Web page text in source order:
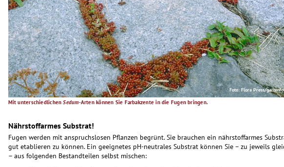
Foto: Flora Press/
Mit unterschiedlichenSedum-Arten können Sie Farbakzente in die Fugen bringen.
Nährstoffarmes Substrat!
Fugen werden mit anspruchslosen Pflanzen begrünt. Sie brauchen ein nährstoffarmes
gut etablieren zu können. Ein geeignetes pH-neutrales Substrat können Sie – zu jeweils
– aus folgenden Bestandteilen selbst mischen: